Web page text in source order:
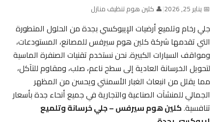
📅 يناير 25, 2026 |👤 كلين هوم تنظيف منازل
جلي رخام وتلميع أرضيات الإيبوكسي بجدة من الحلول المتطورة
التي تقدمها شركة كلين هوم سيرفس للمصانع، المستودعات،
ومواقف السيارات الكبيرة. نحن نستخدم تقنيات الصنفرة الماسية
لتحويل الخرسانة العادية إلى سطح ناعم، صلب، ومقاوم للتآكل،
مما يقلل من انبعاث الغبار الأسمنتي ويحسن من المظهر
الجمالي للمنشآت الصناعية والتجارية في جميع أنحاء جدة بأسعار
تنافسية.كلين هوم سيرفس – جلي خرسانة وتلميع